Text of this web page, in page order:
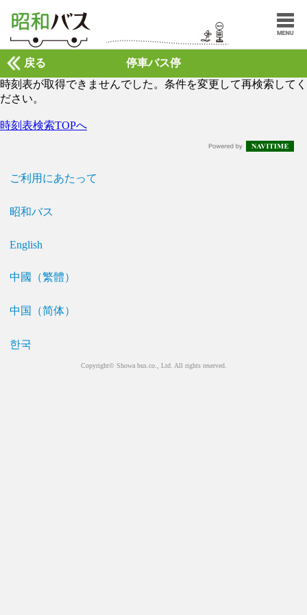
停車バス停
戻る
時刻表が取得できませんでした。条件を変更して再検索してく
ださい。
時刻表検索TOPへ
ご利用にあたって
昭和バス
English
中國（繁體）
中国（简体）
한국
Copyright© Showa bus.co., Ltd. All rights reserved.